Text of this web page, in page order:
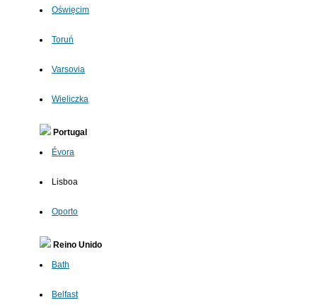
Oświęcim
Toruń
Varsovia
Wieliczka
Portugal
Évora
Lisboa
Oporto
Reino Unido
Bath
Belfast